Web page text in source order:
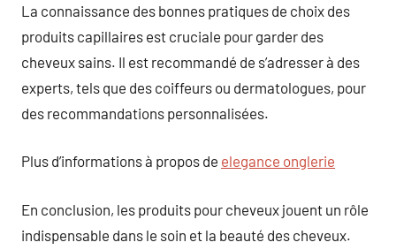
La connaissance des bonnes pratiques de choix des
produits capillaires est cruciale pour garder des
cheveux sains. Il est recommandé de s’adresser à des
experts, tels que des coiffeurs ou dermatologues, pour
des recommandations personnalisées.
Plus d’informations à propos de elegance onglerie
En conclusion, les produits pour cheveux jouent un rôle
indispensable dans le soin et la beauté des cheveux.